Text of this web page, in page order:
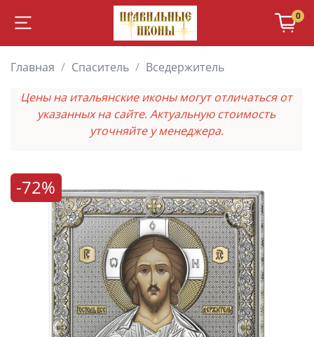
0
Главная Спаситель
Вседержитель
Цены на итальянские иконы могут отличаться от
указанных на сайте. Актуальную стоимость
уточняйте у менеджера.
-72%